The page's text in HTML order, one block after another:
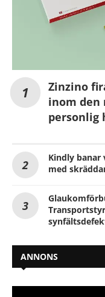
Zinzino
inom den
personlig
Kindly
med
ANNONS